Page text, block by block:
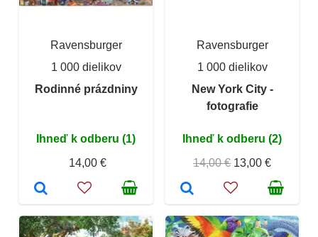
Ravensburger
1 000 dielikov
Rodinné prázdniny
Ihneď k odberu (1)
14,00 €
Ravensburger
1 000 dielikov
New York City -
fotografie
Ihneď k odberu (2)
14,00 € 13,00 €